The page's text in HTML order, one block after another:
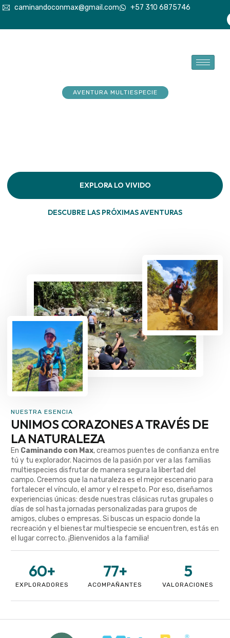
caminandoconmax@gmail.com +57 310 6875746
AVENTURA MULTIESPECIE
EXPLORA LO VIVIDO
DESCUBRE LAS PRÓXIMAS AVENTURAS
NUESTRA ESENCIA
UNIMOS CORAZONES A TRAVÉS DE
LA NATURALEZA
En Caminando con Max, creamos puentes de confianza entre
tú y tu explorador. Nacimos de la pasión por ver a las familias
multiespecies disfrutar de manera segura la libertad del
campo. Creemos que la naturaleza es el mejor escenario para
fortalecer el vínculo, el amor y el respeto. Por eso, diseñamos
experiencias únicas: desde nuestras clásicas rutas grupales o
días de sol hasta jornadas personalizadas para grupos de
amigos, clubes o empresas. Si buscas un espacio donde la
recreación y el bienestar multiespecie se encuentren, estás en
el lugar correcto. ¡Bienvenidos a la familia!
EXPLORADORES
60+
ACOMPAÑANTES
77+
VALORACIONES
5